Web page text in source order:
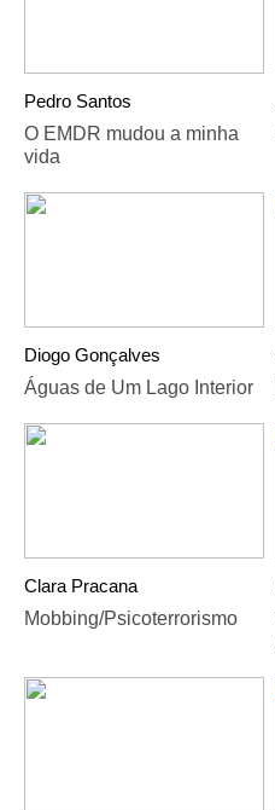
Pedro Santos
O EMDR mudou a minha
vida
Diogo Gonçalves
Águas de Um Lago Interior
Clara Pracana
Mobbing/Psicoterrorismo